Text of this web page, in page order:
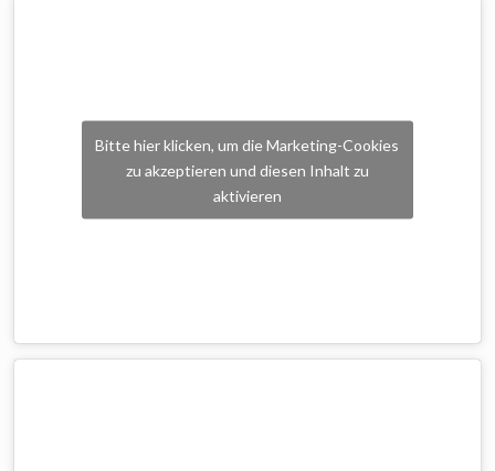
Bitte hier klicken, um die Marketing-Cookies
zu akzeptieren und diesen Inhalt zu
aktivieren